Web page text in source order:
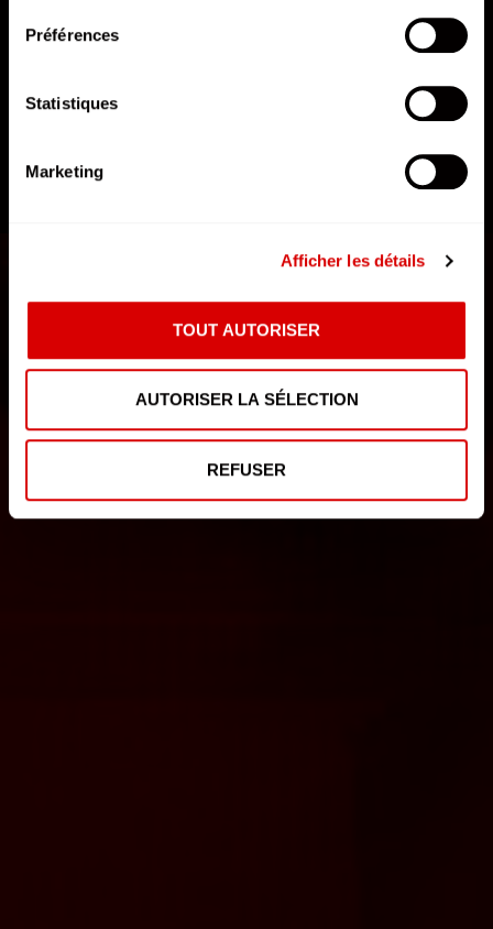
Préférences
Statistiques
Marketing
Afficher les détails
TOUT AUTORISER
AUTORISER LA SÉLECTION
REFUSER
DÉCOUVRIR L'AFTERMOVIE